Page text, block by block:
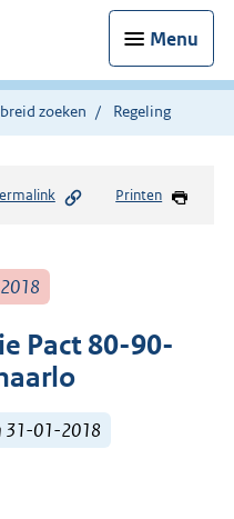
Menu
zoeken Regeling
Printen
Pact 80-90-
31-01-2018